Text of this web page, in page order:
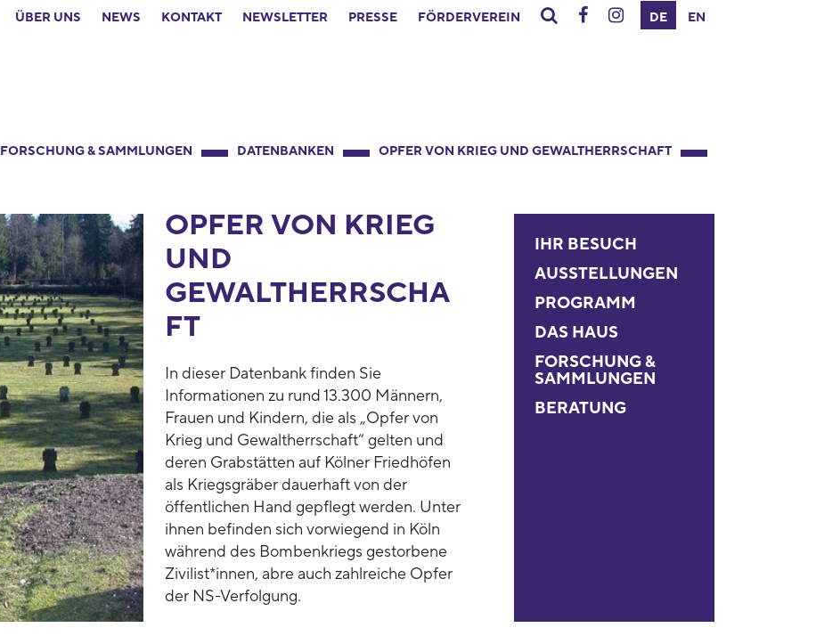
ÜBER UNS NEWS KONTAKT NEWSLETTER PRESSE FÖRDERVEREIN DE EN
FORSCHUNG & SAMMLUNGEN DATENBANKEN
OPFER VON KRIEG UND GEWALTHERRSCHAFT
OPFER VON KRIEG
UND
GEWALTHERRSCHA
FT
In dieser Datenbank finden Sie
Informationen zu rund 13.300 Männern,
Frauen und Kindern, die als „Opfer von
Krieg und Gewaltherrschaft“ gelten und
deren Grabstätten auf Kölner Friedhöfen
als Kriegsgräber dauerhaft von der
öffentlichen Hand gepflegt werden. Unter
ihnen befinden sich vorwiegend in Köln
während des Bombenkriegs gestorbene
Zivilist*innen, abre auch zahlreiche Opfer
der NS-Verfolgung.
IHR BESUCH
AUSSTELLUNGEN
PROGRAMM
DAS HAUS
FORSCHUNG &
SAMMLUNGEN
BERATUNG